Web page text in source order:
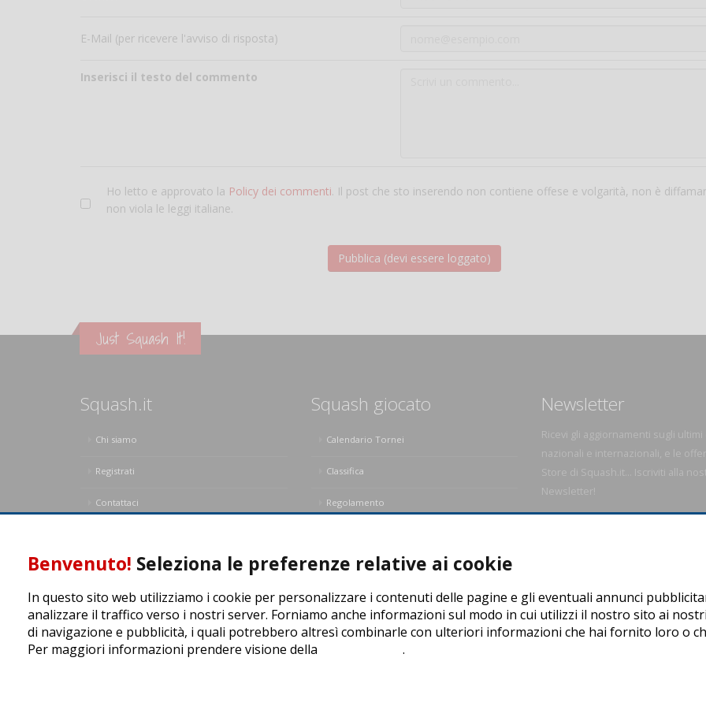
E-Mail (per ricevere l'avviso di risposta)
Inserisci il testo del commento
Ho letto e approvato la Policy dei commenti. Il post che sto inserendo non contiene offese e volgarità, non è
non viola le leggi italiane.
Just Squash It!
Squash.it
Chi siamo
Registrati
Contattaci
Squash giocato
Calendario Tornei
Classifica
Regolamento
Newsletter
Ricevi gli aggiornamenti sugli ultimi
nazionali e internazionali, e le
Store di Squash.it... Iscriviti alla
Newsletter!
Benvenuto! Seleziona le preferenze relative ai cookie
In questo sito web utilizziamo i cookie per personalizzare i contenuti delle pagine e gli eventuali annunci
analizzare il traffico verso i nostri server. Forniamo anche informazioni sul modo in cui utilizzi il nostro sito ai
di navigazione e pubblicità, i quali potrebbero altresì combinarle con ulteriori informazioni che hai fornito loro o
Per maggiori informazioni prendere visione della
.
ASD Let's Sport - Via T. Olivelli 3, 25014 Castenedolo (BS) - P. Iva: 04278030988